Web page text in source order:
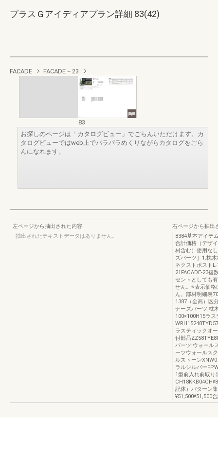
プラスＧアイディアプラン詳細 83(42)
FACADE FACADE－23
83
お探しのページは「カタログビュー」でごらんいただけます。カ
タログビューではweb上でパラパラめくりながらカタログをごら
んになれます。
左ページから抽出された内容
抽出されたテキストデータはありません。
右ページから抽出
8384基本アイテ
合計価格（デザ
材含む）使用な
ズパーツ］1.枕
ネクストポスト
21FACADE-23複
セントとしても
せん。※表示価格
ん。部材明細表
1387（全高）区
ナーズパーツ:枕
100×100H15ラ
ラスティックオ
付部品
パーツ:ウォール
ーツウォールス
ルストーン
ラルシルバー
1型前入れ前取り
記体）パターン
¥51,500¥51,500